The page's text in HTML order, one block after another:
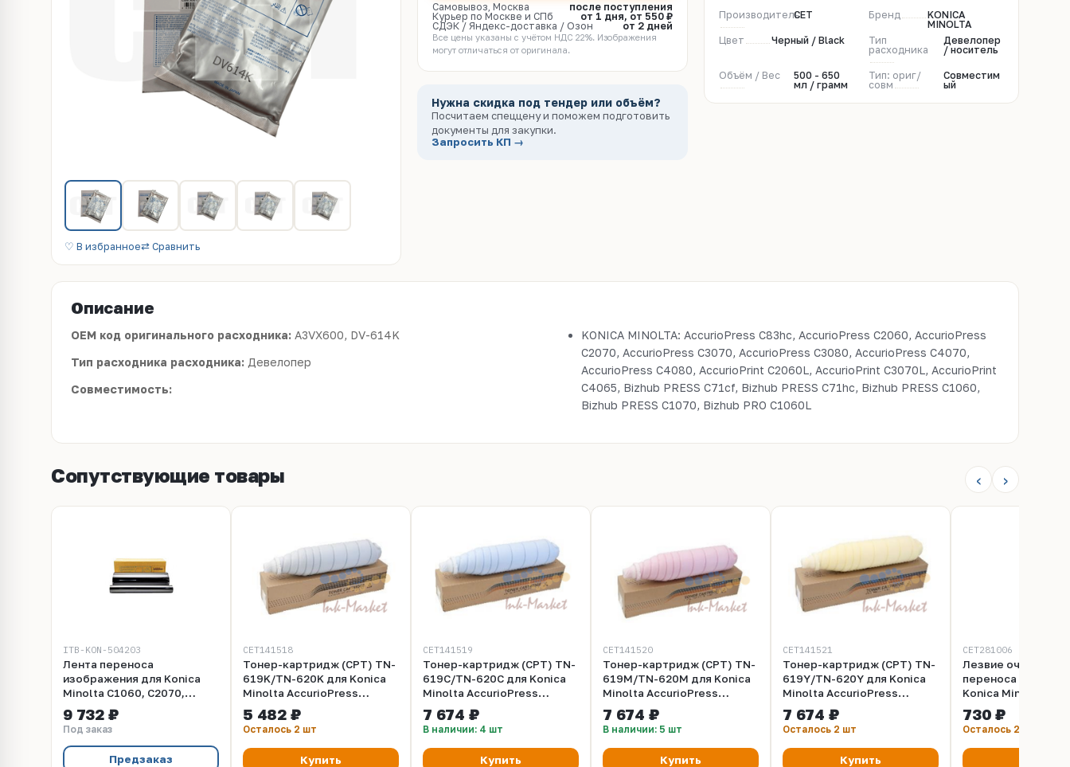
♡ В избранное⇄ Сравнить
Самовывоз, Москва
после поступления
Курьер по Москве и СПб
от 1 дня, от 550 ₽
СДЭК / Яндекс-доставка / Озон
от 2 дней
Все цены указаны с учётом НДС 22%. Изображения
могут отличаться от оригинала.
Нужна скидка под тендер или объём?
Посчитаем спеццену и поможем подготовить
документы для закупки.
Запросить КП →
ПроизводительCET Бренд
KONICA
MINOLTA
Цвет
Черный / Black
Тип
расходника
Девелопер
/ носитель
Объём / Вес
500 - 650
мл / грамм
Тип: ориг/
совм
Совместим
ый
Описание
OEM код оригинального расходника: A3VX600, DV-614K
Тип расходника расходника: Девелопер
Совместимость:
KONICA MINOLTA: AccurioPress C83hc, AccurioPress C2060, AccurioPress
C2070, AccurioPress C3070, AccurioPress C3080, AccurioPress C4070,
AccurioPress C4080, AccurioPrint C2060L, AccurioPrint C3070L, AccurioPrint
C4065, Bizhub PRESS C71cf, Bizhub PRESS C71hc, Bizhub PRESS C1060,
Bizhub PRESS C1070, Bizhub PRO C1060L
Сопутствующие товары ‹ ›
ITB-KON-504203
Лента переноса
изображения для Konica
Minolta C1060, C2070,
C6000, Корея
9 732 ₽
Под заказ
Предзаказ
CET141518
Тонер-картридж (CPT) TN-
619K/TN-620K для Konica
Minolta AccurioPress
C2060/2070, Bizhub PRESS
C1060/1070/71hc (CET)
Black, 1200г, 66500 стр.,
CET141518
5 482 ₽
Осталось 2 шт
Купить
CET141519
Тонер-картридж (CPT) TN-
619C/TN-620C для Konica
Minolta AccurioPress
C2060/2070, Bizhub PRESS
C1060/1070/71hc (CET)
Cyan, 1200г, 78000 стр.,
CET141519
7 674 ₽
В наличии: 4 шт
Купить
CET141520
Тонер-картридж (CPT) TN-
619M/TN-620M для Konica
Minolta AccurioPress
C2060/2070, Bizhub PRESS
C1060/1070/71hc (CET)
Magenta, 1200г, 54500 стр.,
CET141520
7 674 ₽
В наличии: 5 шт
Купить
CET141521
Тонер-картридж (CPT) TN-
619Y/TN-620Y для Konica
Minolta AccurioPress
C2060/2070, Bizhub PRESS
C1060/1070/71hc (CET)
Yellow, 1200г, 71000 стр.,
CET141521
7 674 ₽
Осталось 2 шт
Купить
CET281006
Лезвие очистки
переноса
Konica Minolta
PRESS C1070/
CET281006
730 ₽
Осталось 2 шт